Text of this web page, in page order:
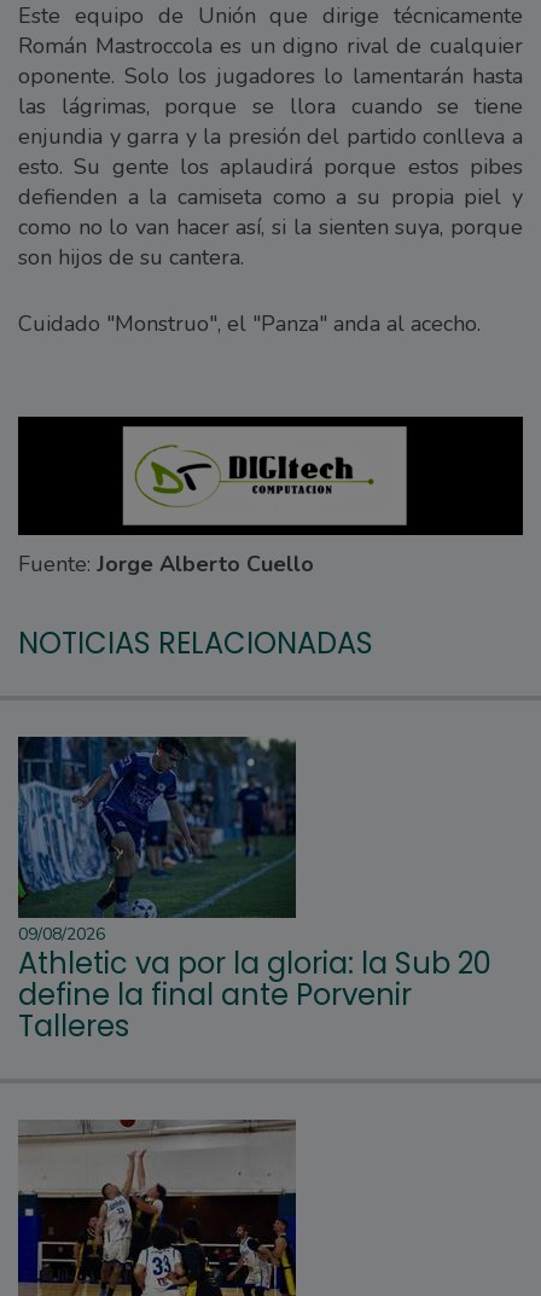
Este equipo de Unión que dirige técnicamente
Román Mastroccola es un digno rival de cualquier
oponente. Solo los jugadores lo lamentarán hasta
las lágrimas, porque se llora cuando se tiene
enjundia y garra y la presión del partido conlleva a
esto. Su gente los aplaudirá porque estos pibes
defienden a la camiseta como a su propia piel y
como no lo van hacer así, si la sienten suya, porque
son hijos de su cantera.
Cuidado "Monstruo", el "Panza" anda al acecho.
Fuente: Jorge Alberto Cuello
NOTICIAS RELACIONADAS
09/08/2026
Athletic va por la gloria: la Sub 20
define la final ante Porvenir
Talleres